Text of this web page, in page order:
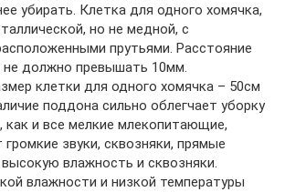
убирать. Клетка для одного хомячка,
но не медной, с
прутьями. Расстояние
должно превышать 10мм.
клетки для одного хомячка – 50см
поддона сильно облегчает уборку
как и все мелкие млекопитающие,
громкие звуки, сквозняки, прямые
влажность и сквозняки.
влажности и низкой температуры